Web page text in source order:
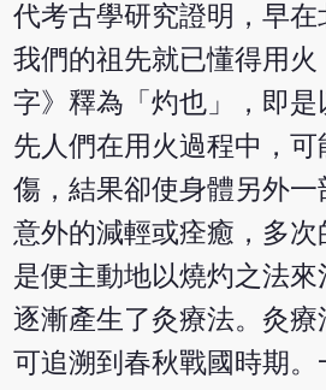
代考古學研究證明，早在
我們的祖先就已懂得用
字》釋為「灼也」，即是
先人們在用火過程中，
傷，結果卻使身體另外一
意外的減輕或痊癒，多
是便主動地以燒灼之法來
逐漸產生了灸療法。灸療
可追溯到春秋戰國時期